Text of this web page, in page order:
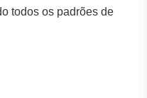
todos os padrões de